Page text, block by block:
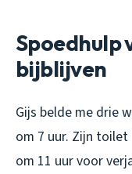
Spoedhulp
bijblijven
Gijs belde me drie
om 7 uur. Zijn
om 11 uur voor